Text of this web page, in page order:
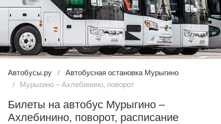
Автобусы.ру
Автобусная остановка Мурыгино
Мурыгино – Ахлебинино, поворот
Билеты на автобус Мурыгино –
Ахлебинино, поворот, расписание